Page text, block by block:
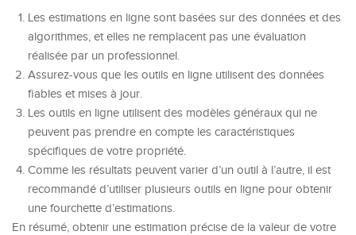
Les estimations en ligne sont basées sur des données et des
algorithmes, et elles ne remplacent pas une évaluation
réalisée par un professionnel.
Assurez-vous que les outils en ligne utilisent des données
fiables et mises à jour.
Les outils en ligne utilisent des modèles généraux qui ne
peuvent pas prendre en compte les caractéristiques
spécifiques de votre propriété.
Comme les résultats peuvent varier d’un outil à l’autre, il est
recommandé d’utiliser plusieurs outils en ligne pour obtenir
une fourchette d’estimations.
En résumé, obtenir une estimation précise de la valeur de votre